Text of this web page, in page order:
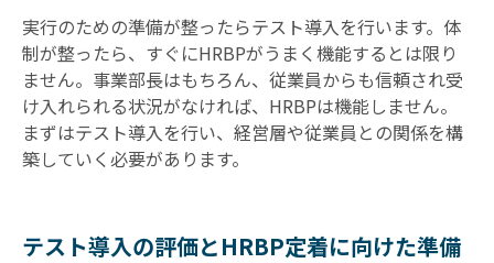
実行のための準備が整ったらテスト導入を行います。体
制が整ったら、すぐにHRBPがうまく機能するとは限り
ません。事業部長はもちろん、従業員からも信頼され受
け入れられる状況がなければ、HRBPは機能しません。
まずはテスト導入を行い、経営層や従業員との関係を構
築していく必要があります。
テスト導入の評価とHRBP定着に向けた準備